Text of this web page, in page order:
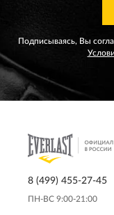
Подписываясь, Вы
8 (499) 455-27-45
ПН-ВС 9:00-21:00